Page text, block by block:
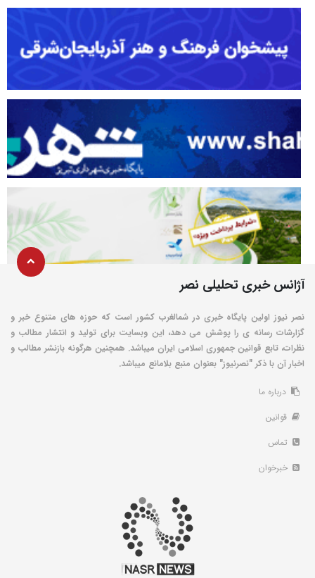
آژانس خبری تحلیلی نصر
نصر نیوز اولین پایگاه خبری در شمالغرب کشور است که حوزه های متنوع خبر و
گزارشات رسانه ی را پوشش می دهد، این وبسایت برای تولید و انتشار مطالب و
نظرات، تابع قوانین جمهوری اسلامی ایران میباشد. همچنین هرگونه بازنشر مطالب و
اخبار آن با ذکر "نصرنیوز" بعنوان منبع بلامانع میباشد.
درباره ما
قوانین
تماس
خبرخوان